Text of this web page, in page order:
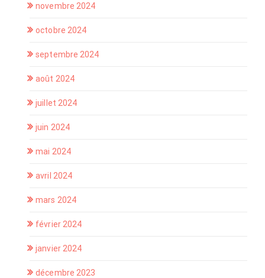
novembre 2024
octobre 2024
septembre 2024
août 2024
juillet 2024
juin 2024
mai 2024
avril 2024
mars 2024
février 2024
janvier 2024
décembre 2023